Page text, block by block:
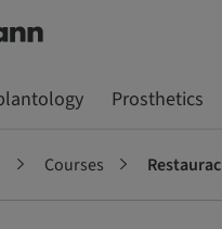
Prosthetics
Courses